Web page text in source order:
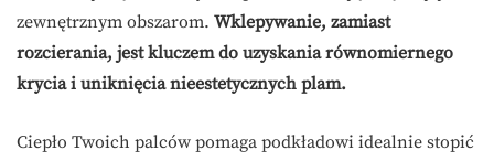
zewnętrznym obszarom. Wklepywanie, zamiast
rozcierania, jest kluczem do uzyskania równomiernego
krycia i uniknięcia nieestetycznych plam.
Ciepło Twoich palców pomaga podkładowi idealnie stopić